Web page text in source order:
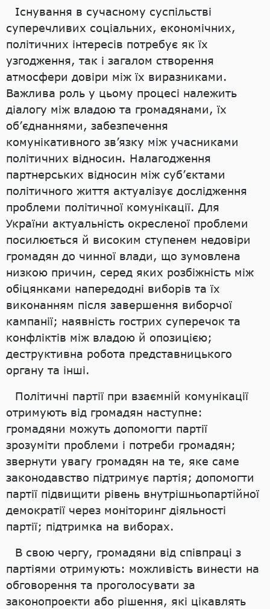
Існування в сучасному суспільстві
суперечливих соціальних, економічних,
політичних інтересів потребує як їх
узгодження, так і загалом створення
атмосфери довіри між їх виразниками.
Важлива роль у цьому процесі належить
діалогу між владою та громадянами, їх
об’єднаннями, забезпечення
комунікативного зв’язку між учасниками
політичних відносин. Налагодження
партнерських відносин між суб’єктами
політичного життя актуалізує дослідження
проблеми політичної комунікації. Для
України актуальність окресленої проблеми
посилюється й високим ступенем недовіри
громадян до чинної влади, що зумовлена
низкою причин, серед яких розбіжність між
обіцянками напередодні виборів та їх
виконанням після завершення виборчої
кампанії; наявність гострих суперечок та
конфліктів між владою й опозицією;
деструктивна робота представницького
органу та інші.
Політичні партії при взаємній комунікації
отримують від громадян наступне:
громадяни можуть допомогти партії
зрозуміти проблеми і потреби громадян;
звернути увагу громадян на те, яке саме
законодавство підтримує партія; допомогти
партії підвищити рівень внутрішньопартійної
демократії через моніторинг діяльності
партії; підтримка на виборах.
В свою чергу, громадяни від співпраці з
партіями отримують: можливість винести на
обговорення та проголосувати за
законопроекти або рішення, які цікавлять